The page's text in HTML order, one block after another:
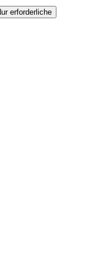
erforderliche